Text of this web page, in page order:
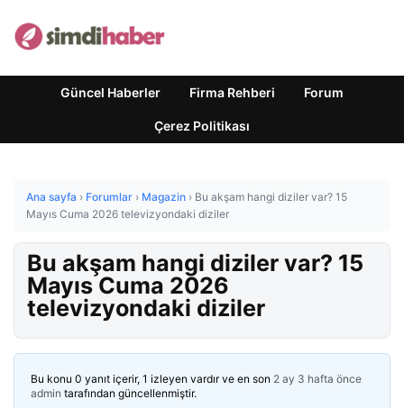
Güncel Haberler Firma Rehberi Forum
Çerez Politikası
Ana sayfa › Forumlar › Magazin › Bu akşam hangi diziler var? 15
Mayıs Cuma 2026 televizyondaki diziler
Bu akşam hangi diziler var? 15
Mayıs Cuma 2026
televizyondaki diziler
Bu konu 0 yanıt içerir, 1 izleyen vardır ve en son 2 ay 3 hafta önce
admin tarafından güncellenmiştir.